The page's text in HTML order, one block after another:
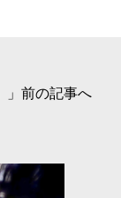
」前の記事へ